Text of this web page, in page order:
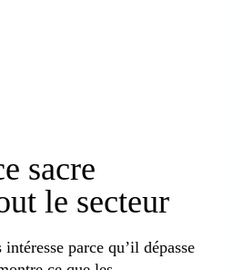
sacre
le secteur
parce qu’il dépasse